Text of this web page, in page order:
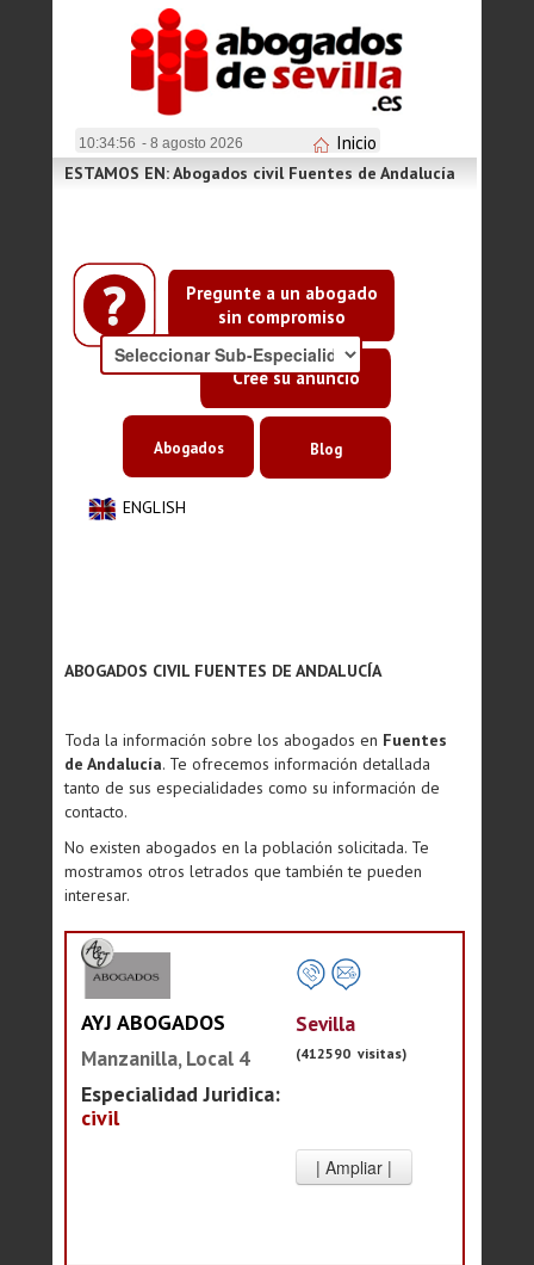
10:34:56 - 8 agosto 2026 Inicio
Pregunte a un abogado
sin compromiso
Cree su anuncio
ESTAMOS EN: Abogados civil Fuentes de Andalucía
ENGLISH
Abogados Blog
ABOGADOS CIVIL FUENTES DE ANDALUCÍA
Toda la información sobre los abogados en Fuentes
de Andalucía. Te ofrecemos información detallada
tanto de sus especialidades como su información de
contacto.
No existen abogados en la población solicitada. Te
mostramos otros letrados que también te pueden
interesar.
AYJ ABOGADOS
Manzanilla, Local 4
Especialidad Juridica:
civil
Sevilla
(412590 visitas)